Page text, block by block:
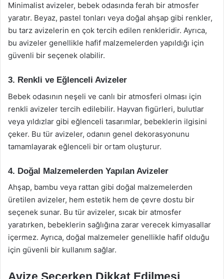
Minimalist avizeler, bebek odasında ferah bir atmosfer
yaratır. Beyaz, pastel tonları veya doğal ahşap gibi renkler,
bu tarz avizelerin en çok tercih edilen renkleridir. Ayrıca,
bu avizeler genellikle hafif malzemelerden yapıldığı için
güvenli bir seçenek olabilir.
3. Renkli ve Eğlenceli Avizeler
Bebek odasının neşeli ve canlı bir atmosferi olması için
renkli avizeler tercih edilebilir. Hayvan figürleri, bulutlar
veya yıldızlar gibi eğlenceli tasarımlar, bebeklerin ilgisini
çeker. Bu tür avizeler, odanın genel dekorasyonunu
tamamlayarak eğlenceli bir ortam oluşturur.
4. Doğal Malzemelerden Yapılan Avizeler
Ahşap, bambu veya rattan gibi doğal malzemelerden
üretilen avizeler, hem estetik hem de çevre dostu bir
seçenek sunar. Bu tür avizeler, sıcak bir atmosfer
yaratırken, bebeklerin sağlığına zarar verecek kimyasallar
içermez. Ayrıca, doğal malzemeler genellikle hafif olduğu
için güvenli bir kullanım sağlar.